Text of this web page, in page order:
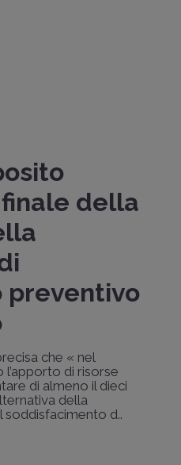
della
preventivo
che « nel
di risorse
di almeno il dieci
della
soddisfacimento d..